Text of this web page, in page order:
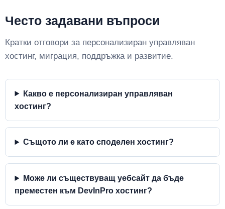
Често задавани въпроси
Кратки отговори за персонализиран управляван
хостинг, миграция, поддръжка и развитие.
Какво е персонализиран управляван
хостинг?
Същото ли е като споделен хостинг?
Може ли съществуващ уебсайт да бъде
преместен към DevInPro хостинг?